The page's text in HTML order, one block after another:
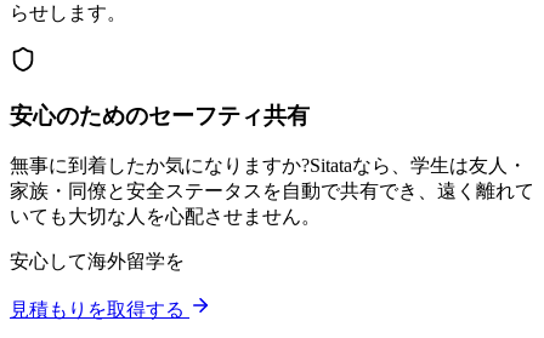
らせします。
安心のためのセーフティ共有
無事に到着したか気になりますか?Sitataなら、学生は友人・
家族・同僚と安全ステータスを自動で共有でき、遠く離れて
いても大切な人を心配させません。
安心して海外留学を
見積もりを取得する